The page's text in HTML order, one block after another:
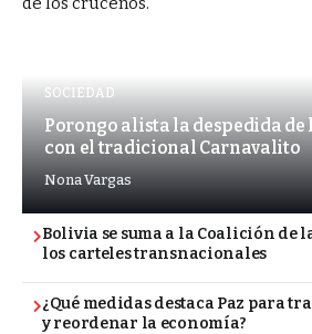
SOCIEDAD
Porongo alista la despedida de
con el tradicional Carnavalito
Nona Vargas
Bolivia se suma a la Coalición de
los carteles transnacionales
¿Qué medidas destaca Paz para
y reordenar la economía?